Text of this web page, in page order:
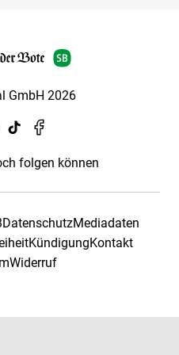
GmbH 2026
folgen können
DatenschutzMediadaten
KündigungKontakt
Widerruf